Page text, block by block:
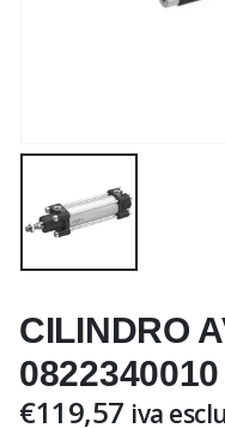
CILINDRO
0822340010
€119,57 iva